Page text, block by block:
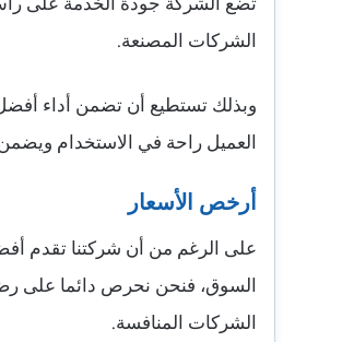
تضع الشركة جودة الخدمة على
الشركات المصنعة.
وبذلك تستطيع أن تضمن أداء
العميل راحة في الاستخدام
أرخص الأسعار
على الرغم من أن شركتنا تقدم
السوق، فنحن نحرص دائما على رضا
الشركات المنافسة.